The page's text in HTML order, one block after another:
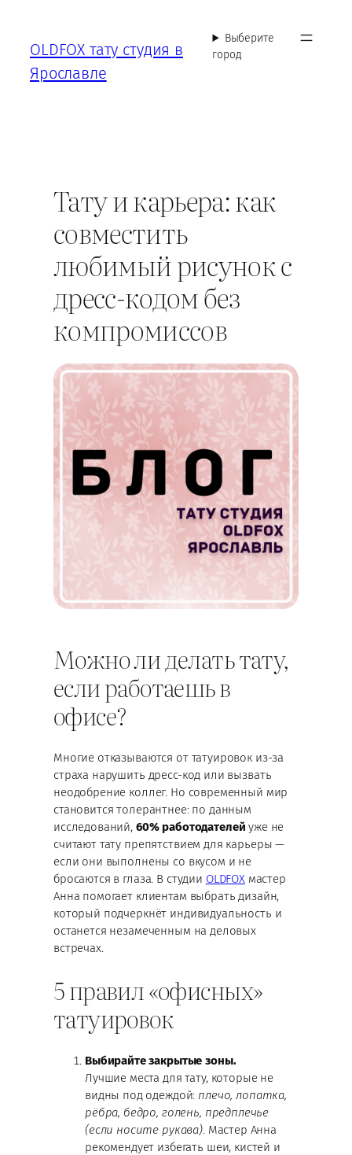
содержимому
OLDFOX тату студия в
Ярославле
Выберите
город
Тату и карьера: как
совместить
любимый рисунок с
дресс-кодом без
компромиссов
Можно ли делать тату,
если работаешь в
офисе?
Многие отказываются от татуировок из-за
страха нарушить дресс-код или вызвать
неодобрение коллег. Но современный мир
становится толерантнее: по данным
исследований, 60% работодателей уже не
считают тату препятствием для карьеры —
если они выполнены со вкусом и не
бросаются в глаза. В студии OLDFOXмастер
Анна помогает клиентам выбрать дизайн,
который подчеркнёт индивидуальность и
останется незамеченным на деловых
встречах.
5 правил «офисных»
татуировок
Выбирайте закрытые зоны.
Лучшие места для тату, которые не
видны под одеждой: плечо, лопатка,
рёбра, бедро, голень, предплечье
(если носите рукава). Мастер Анна
рекомендует избегать шеи, кистей и